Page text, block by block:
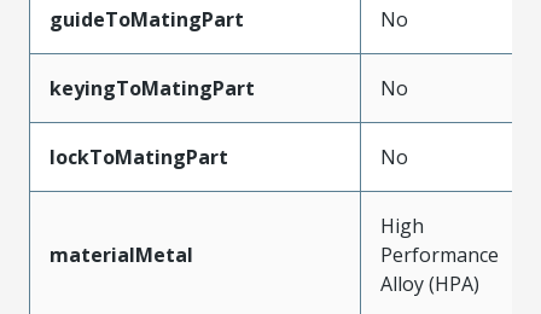
guideToMatingPart No
keyingToMatingPart No
lockToMatingPart No
materialMetal
High
Performance
Alloy (HPA)